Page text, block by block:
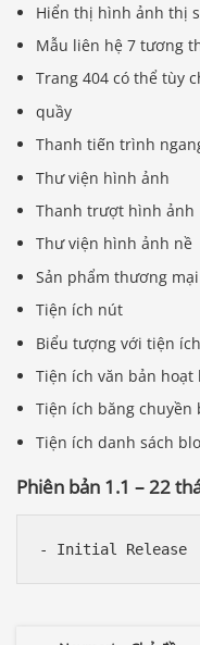
Hiển thị hình ảnh thị
Mẫu liên hệ 7 tương
Trang 404 có thể tùy
quầy
Thanh tiến trình
Thư viện hình ảnh
Thanh trượt hình ảnh
Thư viện hình ảnh nề
Sản phẩm thương
Tiện ích nút
Biểu tượng với tiện
Tiện ích văn bản hoạt
Tiện ích băng chuyền
Tiện ích danh sách
Phiên bản 1.1 – 22